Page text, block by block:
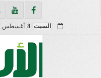
السبت 8 أغسطس